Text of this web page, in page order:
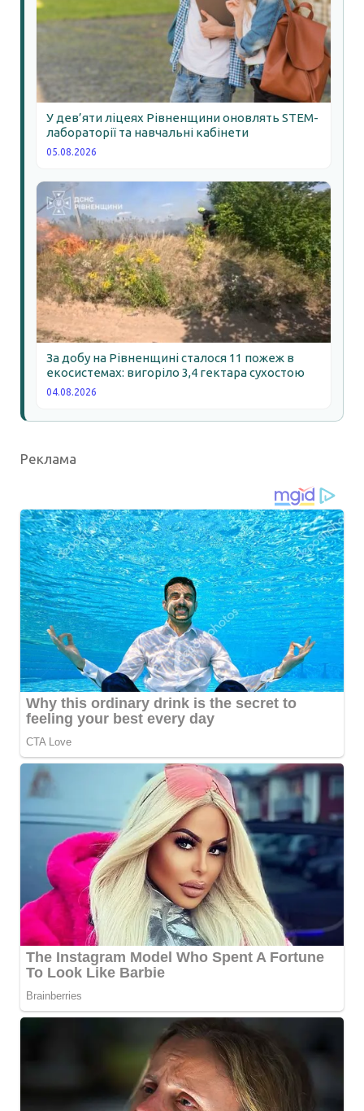
У дев’яти ліцеях Рівненщини оновлять STEM-
лабораторії та навчальні кабінети
05.08.2026
За добу на Рівненщині сталося 11 пожеж в
екосистемах: вигоріло 3,4 гектара сухостою
04.08.2026
Реклама